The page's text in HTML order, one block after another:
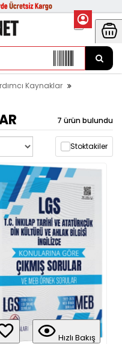
Kaynaklar
7 ürün bulundu
Stoktakiler
Hızlı Bakış